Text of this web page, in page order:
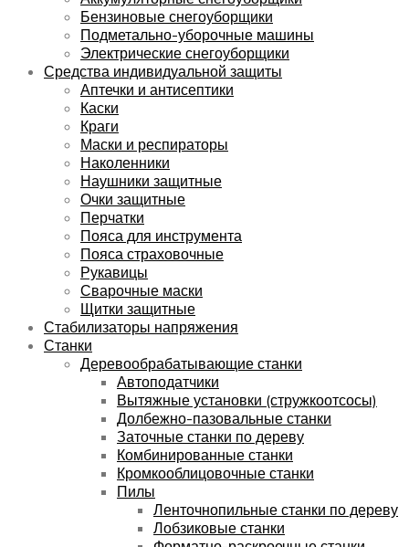
Бензиновые снегоуборщики
Подметально-уборочные машины
Электрические снегоуборщики
Средства индивидуальной защиты
Аптечки и антисептики
Каски
Краги
Маски и респираторы
Наколенники
Наушники защитные
Очки защитные
Перчатки
Пояса для инструмента
Пояса страховочные
Рукавицы
Сварочные маски
Щитки защитные
Стабилизаторы напряжения
Станки
Деревообрабатывающие станки
Автоподатчики
Вытяжные установки (стружкоотсосы)
Долбежно-пазовальные станки
Заточные станки по дереву
Комбинированные станки
Кромкооблицовочные станки
Пилы
Ленточнопильные станки по дереву
Лобзиковые станки